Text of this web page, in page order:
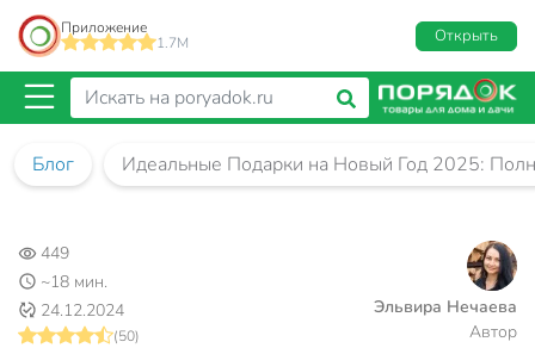
Приложение
1.7M
Открыть
Блог Идеальные Подарки на Новый Год 2025:
449
~18 мин.
24.12.2024
(50) Автор
Эльвира Нечаева